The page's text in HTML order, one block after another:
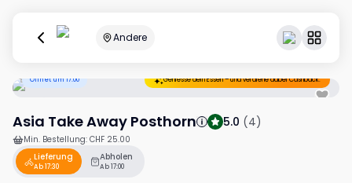
Andere
Öffnet um 17:00 Geniesse dein Essen – und verdiene dabei Cashback.
Asia Take Away Posthorn 5.0 (4)
Min. Bestellung: CHF 25.00
Lieferung
Ab 17:30
Abholen
Ab 17:00